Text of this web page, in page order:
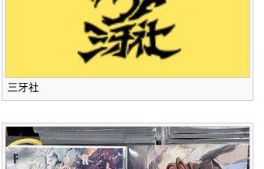
三牙社